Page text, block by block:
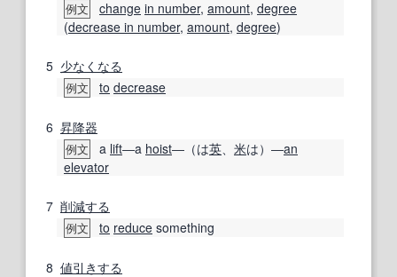
例文 change in number, amount, degree
(decrease in number, amount, degree)
5 少なくなる
例文 to decrease
6 昇降器
例文 a lift―a hoist―（は英 米は）―an
elevator
7 削減する
例文 to reduce something
8 値引きする